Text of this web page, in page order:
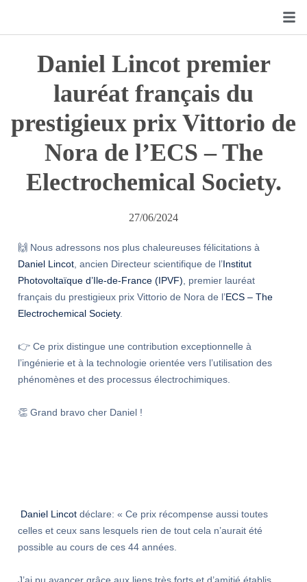
Daniel Lincot premier
lauréat français du
prestigieux prix Vittorio de
Nora de l’ECS – The
Electrochemical Society.
27/06/2024
🙌 Nous adressons nos plus chaleureuses félicitations à
Daniel Lincot , ancien Directeur scientifique de l’Institut
Photovoltaïque d’Ile-de-France (IPVF) , premier lauréat
français du prestigieux prix Vittorio de Nora de l’ECS – The
Electrochemical Society.
👉 Ce prix distingue une contribution exceptionnelle à
l’ingénierie et à la technologie orientée vers l’utilisation des
phénomènes et des processus électrochimiques.
👏 Grand bravo cher Daniel !
Daniel Lincot déclare: « Ce prix récompense aussi toutes
celles et ceux sans lesquels rien de tout cela n’aurait été
possible au cours de ces 44 années.